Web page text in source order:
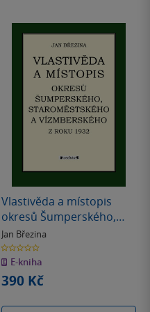
Vlastivěda a místopis
okresů Šumperského,
Staroměstského a
Vízmberského z roku
1932
Jan Březina
0.0
z
5
hvězdiček
E-kniha
390 Kč